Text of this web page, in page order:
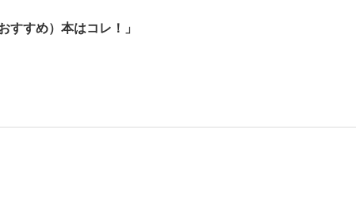
すめ）本はコレ！」